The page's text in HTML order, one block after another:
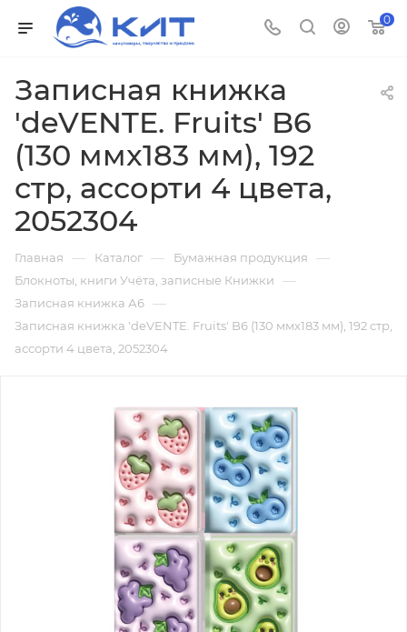
0
Записная книжка
'deVENTE. Fruits' B6
(130 ммx183 мм), 192
стр, ассорти 4 цвета,
2052304
Главная — Каталог — Бумажная продукция —
Блокноты, книги Учёта, записные Книжки —
Записная книжка А6 —
Записная книжка 'deVENTE. Fruits' B6 (130 ммx183 мм), 192 стр,
ассорти 4 цвета, 2052304